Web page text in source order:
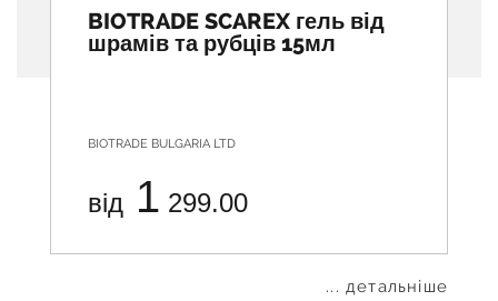
BIOTRADE SCAREX гель від
шрамів та рубців 15мл
BIOTRADE BULGARIA LTD
від 1 299.00
... детальніше